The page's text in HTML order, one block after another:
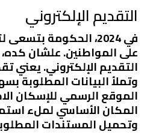
التقديم الإلكتروني
في 2024، الحكومة
على المواطنين. علشان
التقديم الإلكتروني. يعني
وتملأ البيانات المطلوبة
الموقع الرسمي للإسكان
المكان الأساسي لملء
وتحميل المستندات